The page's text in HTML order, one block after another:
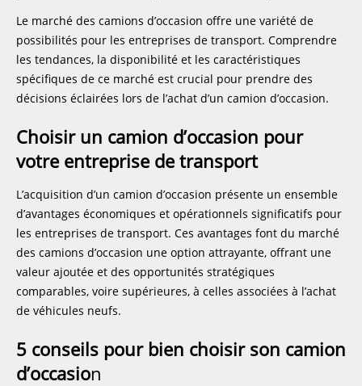
Le marché des camions d’occasion offre une variété de
possibilités pour les entreprises de transport. Comprendre
les tendances, la disponibilité et les caractéristiques
spécifiques de ce marché est crucial pour prendre des
décisions éclairées lors de l’achat d’un camion d’occasion.
Choisir un camion d’occasion pour
votre entreprise de transport
L’acquisition d’un camion d’occasion présente un ensemble
d’avantages économiques et opérationnels significatifs pour
les entreprises de transport. Ces avantages font du marché
des camions d’occasion une option attrayante, offrant une
valeur ajoutée et des opportunités stratégiques
comparables, voire supérieures, à celles associées à l’achat
de véhicules neufs.
5 conseils pour bien choisir son camion
d’occasion